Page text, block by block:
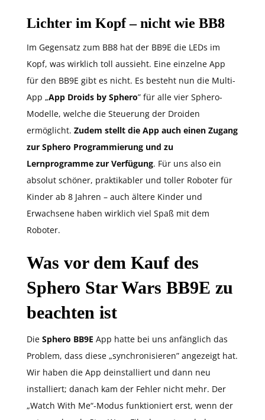
Lichter im Kopf – nicht wie BB8
Im Gegensatz zum BB8 hat der BB9E die LEDs im
Kopf, was wirklich toll aussieht. Eine einzelne App
für den BB9E gibt es nicht. Es besteht nun die Multi-
App „App Droids by Sphero” für alle vier Sphero-
Modelle, welche die Steuerung der Droiden
ermöglicht. Zudem stellt die App auch einen Zugang
zur Sphero Programmierung und zu
Lernprogramme zur Verfügung. Für uns also ein
absolut schöner, praktikabler und toller Roboter für
Kinder ab 8 Jahren – auch ältere Kinder und
Erwachsene haben wirklich viel Spaß mit dem
Roboter.
Was vor dem Kauf des
Sphero Star Wars BB9E zu
beachten ist
Die Sphero BB9E App hatte bei uns anfänglich das
Problem, dass diese „synchronisieren” angezeigt hat.
Wir haben die App deinstalliert und dann neu
installiert; danach kam der Fehler nicht mehr. Der
„Watch With Me“-Modus funktioniert erst, wenn der